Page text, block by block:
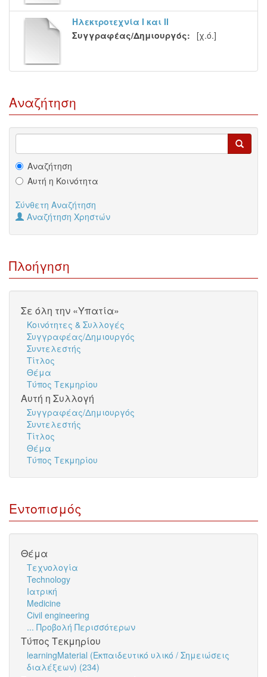
Ηλεκτροτεχνία Ι και ΙΙ
Συγγραφέας/Δημιουργός:
[χ.ό.]
Αναζήτηση
Αναζήτηση
Αυτή η Κοινότητα
Σύνθετη Αναζήτηση
Αναζήτηση Χρηστών
Πλοήγηση
Σε όλη την «Υπατία»
Κοινότητες & Συλλογές
Συγγραφέας/Δημιουργός
Συντελεστής
Τίτλος
Θέμα
Τύπος Τεκμηρίου
Αυτή η Συλλογή
Συγγραφέας/Δημιουργός
Συντελεστής
Τίτλος
Θέμα
Τύπος Τεκμηρίου
Εντοπισμός
Θέμα
Τεχνολογία
Technology
Ιατρική
Medicine
Civil engineering
... Προβολή Περισσότερων
Τύπος Τεκμηρίου
learningMaterial (Εκπαιδευτικό υλικό / Σημειώσεις
διαλέξεων) (234)